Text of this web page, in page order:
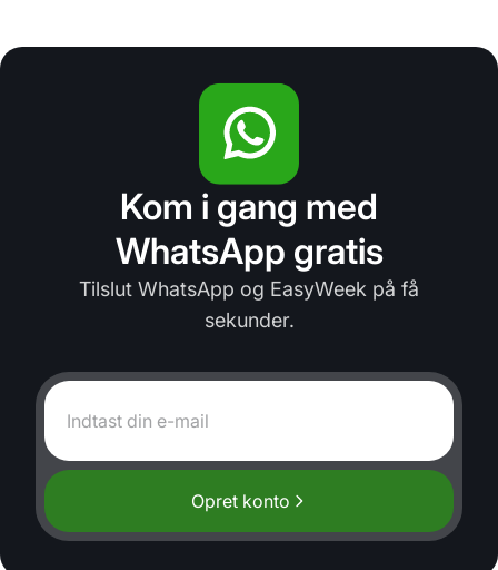
Kom i gang med
WhatsApp gratis
Tilslut WhatsApp og EasyWeek på få
sekunder.
Opret konto